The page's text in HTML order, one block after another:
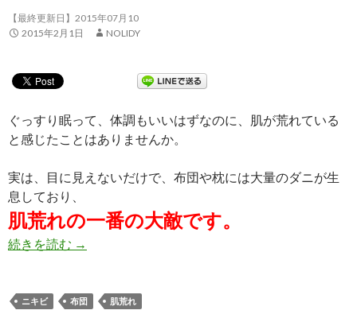
【最終更新日】2015年07月10
2015年2月1日
NOLIDY
ぐっすり眠って、体調もいいはずなのに、肌が荒れている
と感じたことはありませんか。
実は、目に見えないだけで、布団や枕には大量のダニが生
息しており、
肌荒れの一番の大敵です。
続きを読む 【恐怖】その肌荒れ、布団の汚れが原因かも！
→
ニキビ 布団 肌荒れ